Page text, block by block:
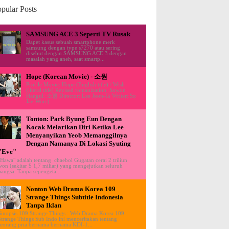
Posts
SAMSUNG ACE 3 Seperti TV Rusak
Dapet kasus sebuah smartphone merk
samsung dengan type s7270 atau sering
disebut dengan SAMSUNG ACE 3 dengan
masalah yang aneh, saat smartp...
Hope (Korean Movie) - 소원
Profile Movie: Hope (English title) / Wish
(literal title) Revised romanization: Sowon
Hangul: 소원 Director: Lee Joon-Ik Writer: So
Jae-Won (...
Tonton: Park Byung Eun Dengan
Kocak Melarikan Diri Ketika Lee
Menyanyikan Yeob Memanggilnya
Dengan Namanya Di Lokasi Syuting
adalah tentang chaebol Gugatan cerai 2 triliun
(sekitar $ 1,7 miliar) yang mengejutkan seluruh
Tanpa sepengeta...
Nonton Web Drama Korea 109
Strange Things Subtitle Indonesia
Tanpa Iklan
109 Strange Things : Web Drama Korea 109
Things Sub Indo ini menceritakan tentang
pria bernama bernama KDI-1...